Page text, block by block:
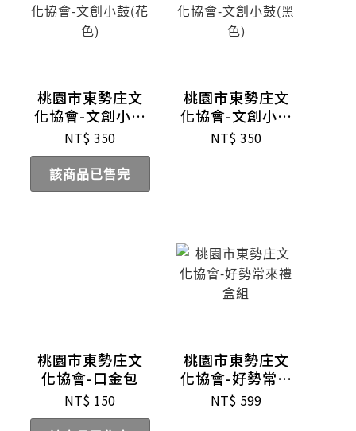
桃園市東勢庄文
化協會-文創小鼓
(花色)
NT$ 350
該商品已售完
桃園市東勢庄文
化協會-文創小鼓
(黑色)
NT$ 350
桃園市東勢庄文
化協會-口金包
NT$ 150
桃園市東勢庄文
化協會-好勢常來
禮盒組
NT$ 599